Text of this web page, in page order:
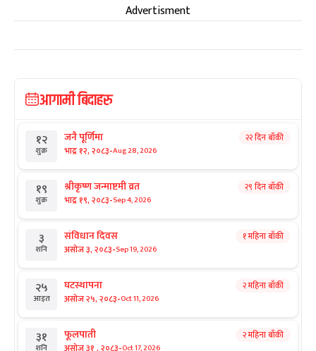
Advertisment
आगामी बिदाहरु
१२
शुक्र
जनै पूर्णिमा
भाद्र १२, २०८३-Aug 28, 2026
२२ दिन बाँकी
१९
शुक्र
श्रीकृष्ण जन्माष्टमी व्रत
भाद्र १९, २०८३-Sep 4, 2026
२९ दिन बाँकी
३
शनि
संविधान दिवस
असोज ३, २०८३-Sep 19, 2026
१ महिना बाँकी
२५
आइत
घटस्थापना
असोज २५, २०८३-Oct 11, 2026
२ महिना बाँकी
३१ फूलपाती
Oct 17, 2026
२ महिना बाँकी